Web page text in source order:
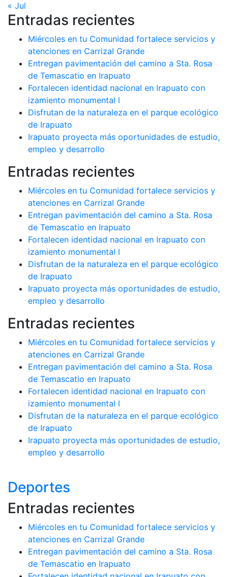
« Jul
Entradas recientes
Miércoles en tu Comunidad fortalece servicios y
atenciones en Carrizal Grande
Entregan pavimentación del camino a Sta. Rosa
de Temascatio en Irapuato
Fortalecen identidad nacional en Irapuato con
izamiento monumental l
Disfrutan de la naturaleza en el parque ecológico
de Irapuato
Irapuato proyecta más oportunidades de estudio,
empleo y desarrollo
Entradas recientes
Miércoles en tu Comunidad fortalece servicios y
atenciones en Carrizal Grande
Entregan pavimentación del camino a Sta. Rosa
de Temascatio en Irapuato
Fortalecen identidad nacional en Irapuato con
izamiento monumental l
Disfrutan de la naturaleza en el parque ecológico
de Irapuato
Irapuato proyecta más oportunidades de estudio,
empleo y desarrollo
Entradas recientes
Miércoles en tu Comunidad fortalece servicios y
atenciones en Carrizal Grande
Entregan pavimentación del camino a Sta. Rosa
de Temascatio en Irapuato
Fortalecen identidad nacional en Irapuato con
izamiento monumental l
Disfrutan de la naturaleza en el parque ecológico
de Irapuato
Irapuato proyecta más oportunidades de estudio,
empleo y desarrollo
Deportes
Entradas recientes
Miércoles en tu Comunidad fortalece servicios y
atenciones en Carrizal Grande
Entregan pavimentación del camino a Sta. Rosa
de Temascatio en Irapuato